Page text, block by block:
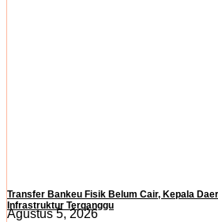
Transfer Bankeu Fisik Belum Cair, Kepala
Infrastruktur Terganggu
Agustus 5, 2026